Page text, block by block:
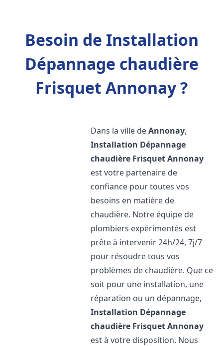
Besoin de Installation
Dépannage chaudière
Frisquet Annonay ?
Dans la ville deAnnonay,
Installation Dépannage
chaudière FrisquetAnnonay
est votre partenaire de
confiance pour toutes vos
besoins en matière de
chaudière. Notre équipe de
plombiers expérimentés est
prête à intervenir 24h/24, 7j/7
pour résoudre tous vos
problèmes de chaudière. Que ce
soit pour une installation, une
réparation ou un dépannage,
Installation Dépannage
chaudière FrisquetAnnonay
est à votre disposition. Nous